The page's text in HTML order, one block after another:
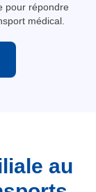
pour répondre
médical.
au